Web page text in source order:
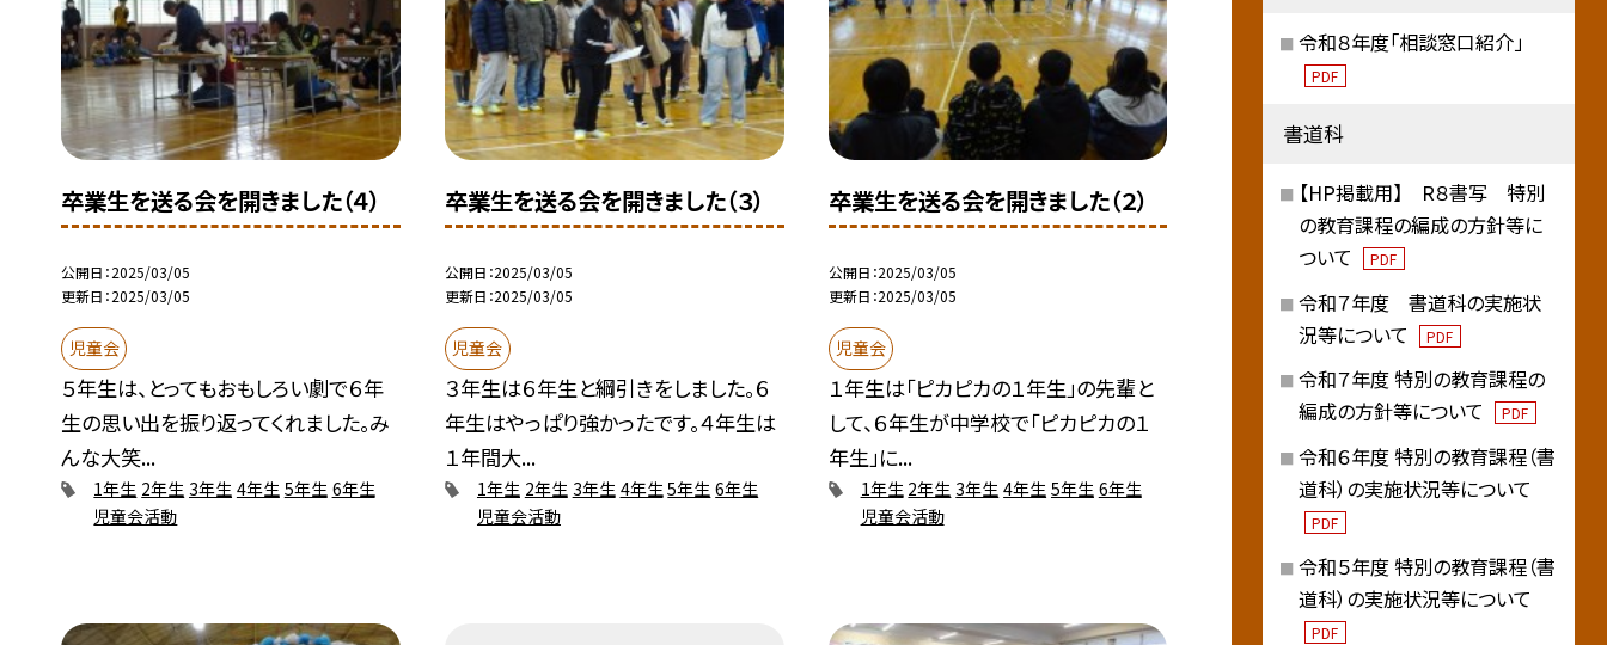
卒業生を送る会を開きました（４）
公開日 2025/03/05
更新日 2025/03/05
児童会
５年生は、とってもおもしろい劇で６年
生の思い出を振り返ってくれました。み
んな大笑...
1年生 2年生 3年生 4年生 5年生 6年生
児童会活動
卒業生を送る会を開きました（３）
公開日 2025/03/05
更新日 2025/03/05
児童会
３年生は６年生と綱引きをしました。６
年生はやっぱり強かったです。４年生は
１年間大...
1年生 2年生 3年生 4年生 5年生 6年生
児童会活動
卒業生を送る会を開きました（２）
公開日 2025/03/05
更新日 2025/03/05
児童会
１年生は「ピカピカの１年生」の先輩と
して、６年生が中学校で「ピカピカの１
年生」に...
1年生 2年生 3年生 4年生 5年生 6年生
児童会活動
令和８年度「相談窓口紹介」
PDF
書道科
【HP掲載用】 R８書写 特別
の教育課程の編成の方針等に
ついて
PDF
令和７年度 書道科の実施状
況等について
PDF
令和７年度 特別の教育課程の
編成の方針等について
PDF
令和６年度 特別の教育課程（書
道科）の実施状況等について
PDF
令和５年度 特別の教育課程（書
道科）の実施状況等について
PDF